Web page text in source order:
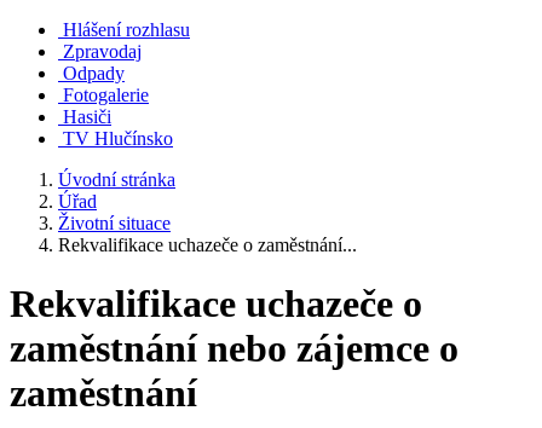
Hlášení rozhlasu
Zpravodaj
Odpady
Fotogalerie
Hasiči
TV Hlučínsko
Úvodní stránka
Úřad
Životní situace
Rekvalifikace uchazeče o zaměstnání...
Rekvalifikace uchazeče o
zaměstnání nebo zájemce o
zaměstnání